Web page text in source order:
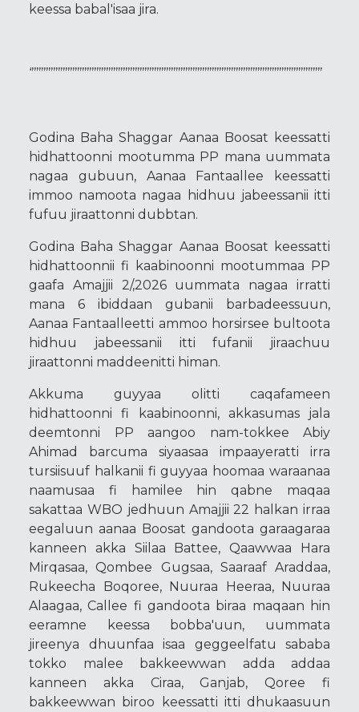
keessa babal'isaa jira.
‘’’’’’’’’’’’’’’’’’’’’’’’’’’’’’’’’’’’’’’’’’’’’’’’’’’’’’’’’’’’’’’’’’’’’’’’’’’’’’’’’’’’’’’’’’’’’’’’’’’’’’’’’’’’’’’’’’’’’’’’’’
Godina Baha Shaggar Aanaa Boosat keessatti
hidhattoonni mootumma PP mana uummata
nagaa gubuun, Aanaa Fantaallee keessatti
immoo namoota nagaa hidhuu jabeessanii itti
fufuu jiraattonni dubbtan.
Godina Baha Shaggar Aanaa Boosat keessatti
hidhattoonnii fi kaabinoonni mootummaa PP
gaafa Amajjii 2/,2026 uummata nagaa irratti
mana 6 ibiddaan gubanii barbadeessuun,
Aanaa Fantaalleetti ammoo horsirsee bultoota
hidhuu jabeessanii itti fufanii jiraachuu
jiraattonni maddeenitti himan.
Akkuma guyyaa olitti caqafameen
hidhattoonni fi kaabinoonni, akkasumas jala
deemtonni PP aangoo nam-tokkee Abiy
Ahimad barcuma siyaasaa impaayeratti irra
tursiisuuf halkanii fi guyyaa hoomaa waraanaa
naamusaa fi hamilee hin qabne maqaa
sakattaa WBO jedhuun Amajjii 22 halkan irraa
eegaluun aanaa Boosat gandoota garaagaraa
kanneen akka Siilaa Battee, Qaawwaa Hara
Mirqasaa, Qombee Gugsaa, Saaraaf Araddaa,
Rukeecha Boqoree, Nuuraa Heeraa, Nuuraa
Alaagaa, Callee fi gandoota biraa maqaan hin
eeramne keessa bobba'uun, uummata
jireenya dhuunfaa isaa geggeelfatu sababa
tokko malee bakkeewwan adda addaa
kanneen akka Ciraa, Ganjab, Qoree fi
bakkeewwan biroo keessatti itti dhukaasuun